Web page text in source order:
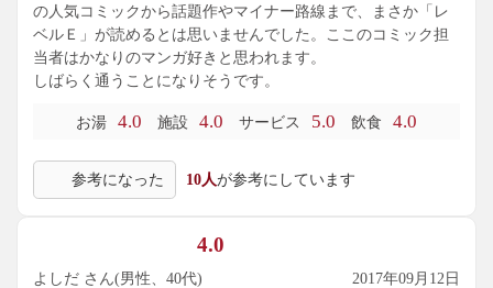
の人気コミックから話題作やマイナー路線まで、まさか「レ
ベルＥ」が読めるとは思いませんでした。ここのコミック担
当者はかなりのマンガ好きと思われます。
しばらく通うことになりそうです。
お湯 4.0 施設 4.0 サービス 5.0 飲食 4.0
参考になった 10人が参考にしています
4.0
よしだ さん(男性、40代) 2017年09月12日